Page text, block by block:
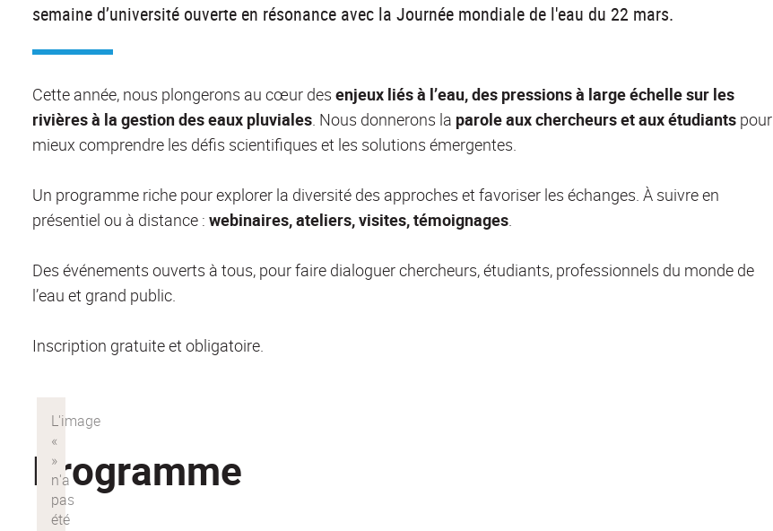
semaine d’université ouverte en résonance avec la Journée mondiale de l'eau du 22 mars.
Cette année, nous plongerons au cœur des enjeux liés à l’eau, des pressions à large échelle sur les
rivières à la gestion des eaux pluviales . Nous donnerons la parole aux chercheurs et aux étudiants pour
mieux comprendre les défis scientifiques et les solutions émergentes.
Un programme riche pour explorer la diversité des approches et favoriser les échanges. À suivre en
présentiel ou à distance : webinaires, ateliers, visites, témoignages
Des événements ouverts à tous, pour faire dialoguer chercheurs, étudiants, professionnels du monde de
l’eau et grand public.
Inscription gratuite et obligatoire.
Programme